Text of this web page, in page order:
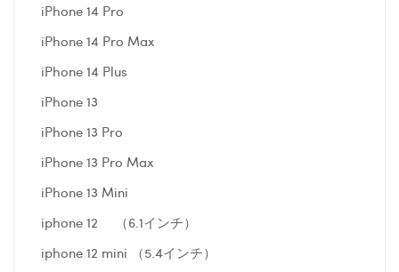
iPhone 14 Pro
iPhone 14 Pro Max
iPhone 14 Plus
iPhone 13
iPhone 13 Pro
iPhone 13 Pro Max
iPhone 13 Mini
iphone 12 （6.1インチ）
iphone 12 mini （5.4インチ）